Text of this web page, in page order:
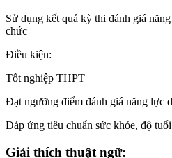
Sử dụng kết quả kỳ thi đánh giá
chức
Điều kiện:
Tốt nghiệp THPT
Đạt ngưỡng điểm đánh giá năng lực
Đáp ứng tiêu chuẩn sức khỏe, độ
Giải thích thuật ngữ: